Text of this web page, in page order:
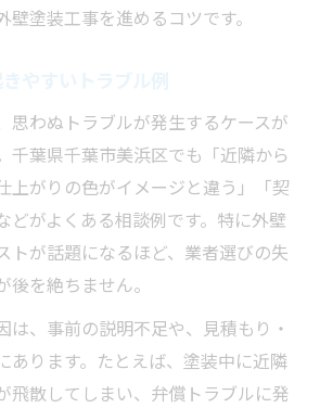
壁塗装工事を進めるコツです。
思わぬトラブルが発生するケースが
千葉県千葉市美浜区でも「近隣から
上がりの色がイメージと違う」「契
どがよくある相談例です。特に外壁
トが話題になるほど、業者選びの失
を絶ちません。
は、事前の説明不足や、見積もり・
あります。たとえば、塗装中に近隣
飛散してしまい、弁償トラブルに発